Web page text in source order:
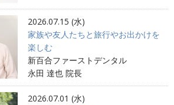
2026.07.15 (水)
家族や友人たちと旅行やお出かけを
楽しむ
新百合ファーストデンタル
永田 達也 院長
2026.07.01 (水)